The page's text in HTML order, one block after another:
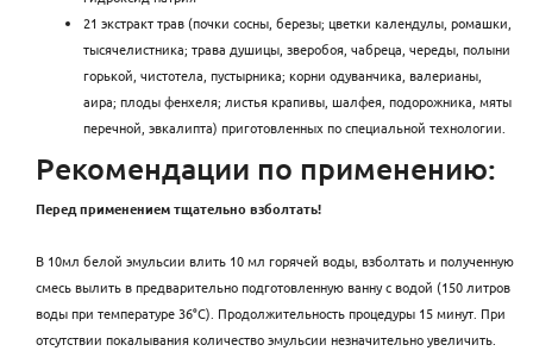
21 экстракт трав (почки сосны, березы; цветки календулы, ромашки,
тысячелистника; трава душицы, зверобоя, чабреца, череды, полыни
горькой, чистотела, пустырника; корни одуванчика, валерианы,
аира; плоды фенхеля; листья крапивы, шалфея, подорожника, мяты
перечной, эвкалипта) приготовленных по специальной технологии.
Рекомендации по применению:
Перед применением тщательно взболтать!
В 10мл белой эмульсии влить 10 мл горячей воды, взболтать и полученную
смесь вылить в предварительно подготовленную ванну с водой (150 литров
воды при температуре 36°C). Продолжительность процедуры 15 минут. При
отсутствии покалывания количество эмульсии незначительно увеличить.